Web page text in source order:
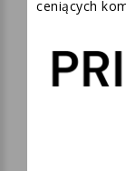
ceniących